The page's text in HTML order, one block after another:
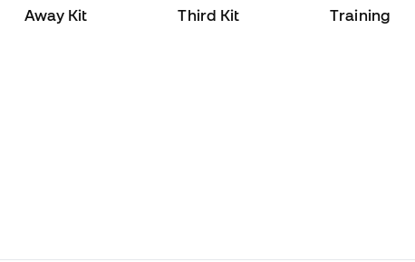
Away Kit Third Kit Training